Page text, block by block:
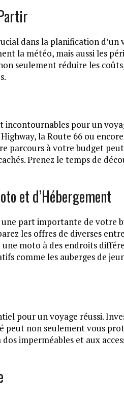
dans la planification
la météo, mais aussi les
seulement réduire les
incontournables pour un
la Route 66 ou
parcours à votre budget
Prenez le temps de
et d’Hébergement
part importante de votre
les offres de diverses
moto à des endroits
comme les auberges de
pour un voyage réussi.
non seulement vous
imperméables et aux